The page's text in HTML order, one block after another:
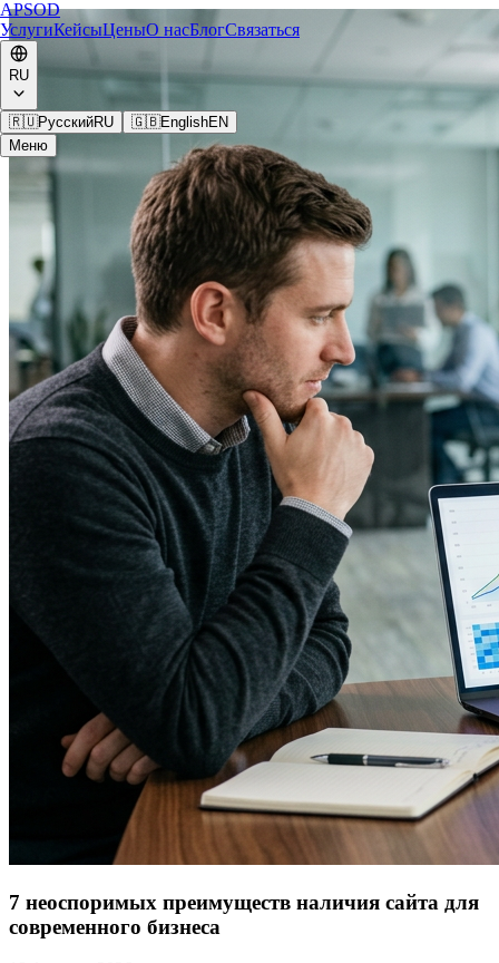
APSOD
УслугиКейсыЦеныО насБлогСвязаться
RU
🇷🇺РусскийRU 🇬🇧EnglishEN
Меню
7 неоспоримых преимуществ наличия сайта для
современного бизнеса